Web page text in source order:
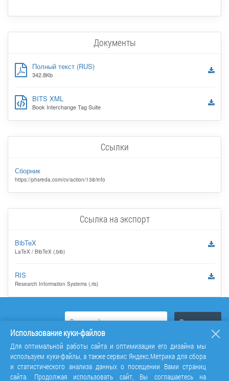
Документы
Полный текст (RUS)
342.8Kb
BITS XML
Book Interchange Tag Suite
Ссылки
Сборник
https://phsreda.com/cv/action/138/info
Ссылка на экспорт
BibTeX
LaTeX / BibTeX (.bib)
RIS
Research Information Systems (.ris)
Использование куки-файлов
Для оптимальной работы сайта и оптимизации его дизайна мы
используем куки-файлы, а также сервис Яндекс.Метрика для сбора
и статистического анализа данных о посещении Вами страниц
сайта. Продолжая использовать сайт, Вы соглашаетесь на